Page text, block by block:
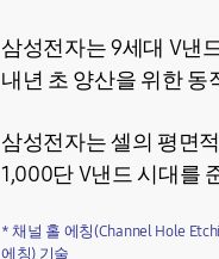
삼성전자는 9세대 V낸
내년 초 양산을 위한 동
삼성전자는 셀의 평면
1,000단 V낸드 시대를
* 채널 홀 에칭(Channel Hole
에칭) 기술